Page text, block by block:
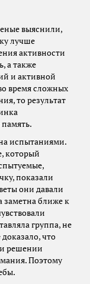
выяснили,
лучше
активности
а также
и активной
время сложных
то результат
испытаниями.
который
показали
они давали
заметна ближе к
группа, не
что
решении
Поэтому